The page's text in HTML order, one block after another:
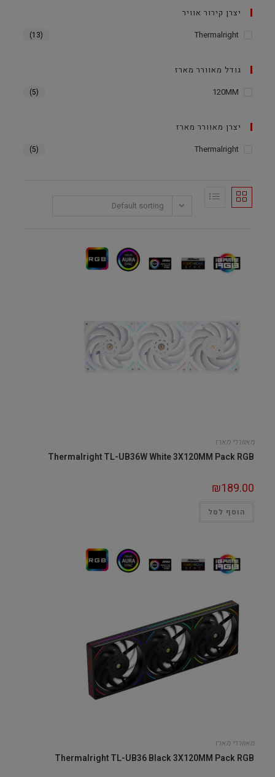
יצרן קירור אוויר
Thermalright
(13)
גודל מאוורר מארז
120MM
(5)
יצרן מאוורר מארז
Thermalright
(5)
Default sorting
מאווררי מארז
Thermalright TL-UB36W White 3X120MM Pack RGB
₪189.00
הוסף לסל
מאווררי מארז
Thermalright TL-UB36 Black 3X120MM Pack RGB